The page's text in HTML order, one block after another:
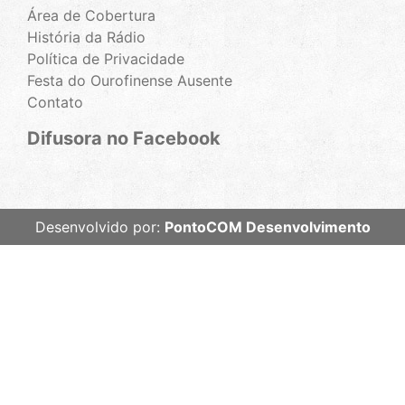
Área de Cobertura
História da Rádio
Política de Privacidade
Festa do Ourofinense Ausente
Contato
Difusora no Facebook
Desenvolvido por: PontoCOM Desenvolvimento